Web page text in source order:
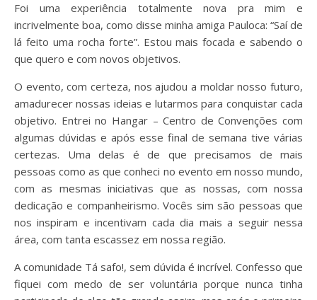
Foi uma experiência totalmente nova pra mim e
incrivelmente boa, como disse minha amiga Pauloca: “Saí de
lá feito uma rocha forte”. Estou mais focada e sabendo o
que quero e com novos objetivos.
O evento, com certeza, nos ajudou a moldar nosso futuro,
amadurecer nossas ideias e lutarmos para conquistar cada
objetivo. Entrei no Hangar – Centro de Convenções com
algumas dúvidas e após esse final de semana tive várias
certezas. Uma delas é de que precisamos de mais
pessoas como as que conheci no evento em nosso mundo,
com as mesmas iniciativas que as nossas, com nossa
dedicação e companheirismo. Vocês sim são pessoas que
nos inspiram e incentivam cada dia mais a seguir nessa
área, com tanta escassez em nossa região.
A comunidade Tá safo!, sem dúvida é incrível. Confesso que
fiquei com medo de ser voluntária porque nunca tinha